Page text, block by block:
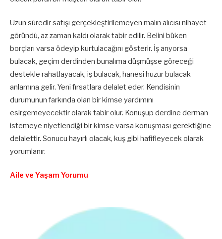
Uzun süredir satışı gerçekleştirilemeyen malın alıcısı nihayet
göründü, az zaman kaldı olarak tabir edilir. Belini büken
borçları varsa ödeyip kurtulacağını gösterir. İş arıyorsa
bulacak, geçim derdinden bunalıma düşmüşse göreceği
destekle rahatlayacak, iş bulacak, hanesi huzur bulacak
anlamına gelir. Yeni fırsatlara delalet eder. Kendisinin
durumunun farkında olan bir kimse yardımını
esirgemeyecektir olarak tabir olur. Konuşup derdine derman
istemeye niyetlendiği bir kimse varsa konuşması gerektiğine
delalettir. Sonucu hayırlı olacak, kuş gibi hafifleyecek olarak
yorumlanır.
Aile ve Yaşam Yorumu